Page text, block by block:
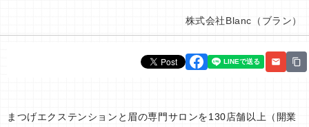
株式会社Blanc（ブラン）
まつげエクステンションと眉の専門サロンを130店舗以上（開業